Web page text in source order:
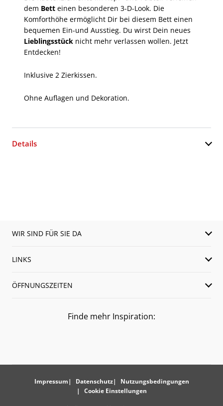
dem Bett einen besonderen 3-D-Look. Die
Komforthöhe ermöglicht Dir bei diesem Bett einen
bequemen Ein-und Ausstieg. Du wirst Dein neues
Lieblingsstück nicht mehr verlassen wollen. Jetzt
Entdecken!
Inklusive 2 Zierkissen.
Ohne Auflagen und Dekoration.
Details
WIR SIND FÜR SIE DA
LINKS
ÖFFNUNGSZEITEN
Finde mehr Inspiration:
Impressum Datenschutz
Nutzungsbedingungen
Cookie Einstellungen